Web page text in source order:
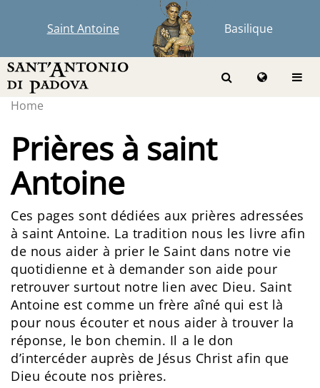
Saint Antoine Basilique
Home
Prières à saint
Antoine
Ces pages sont dédiées aux prières adressées
à saint Antoine. La tradition nous les livre afin
de nous aider à prier le Saint dans notre vie
quotidienne et à demander son aide pour
retrouver surtout notre lien avec Dieu. Saint
Antoine est comme un frère aîné qui est là
pour nous écouter et nous aider à trouver la
réponse, le bon chemin. Il a le don
d’intercéder auprès de Jésus Christ afin que
Dieu écoute nos prières.